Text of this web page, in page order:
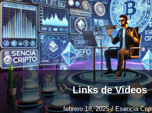
Links de Videos
febrero 18, 2025/ Esencia